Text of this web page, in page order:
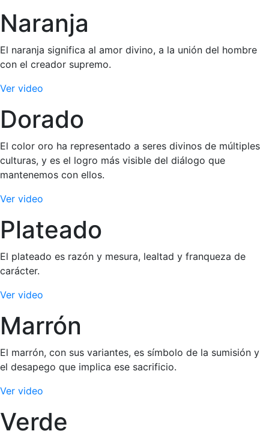
Naranja
El naranja significa al amor divino, a la unión del hombre
con el creador supremo.
Ver video
Dorado
El color oro ha representado a seres divinos de múltiples
culturas, y es el logro más visible del diálogo que
mantenemos con ellos.
Ver video
Plateado
El plateado es razón y mesura, lealtad y franqueza de
carácter.
Ver video
Marrón
El marrón, con sus variantes, es símbolo de la sumisión y
el desapego que implica ese sacrificio.
Ver video
Verde